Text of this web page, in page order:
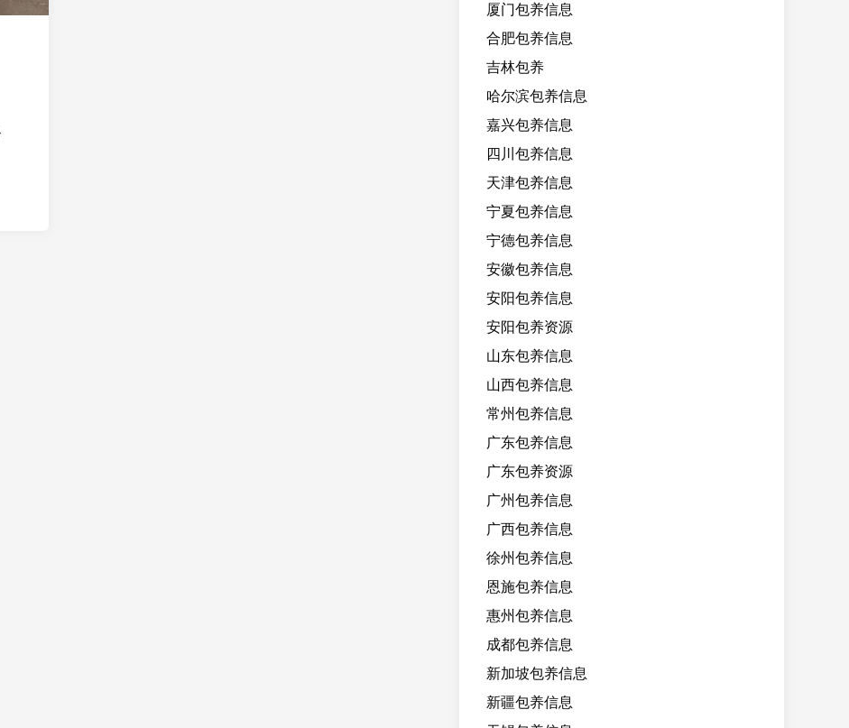
厦门包养信息
合肥包养信息
吉林包养
哈尔滨包养信息
嘉兴包养信息
四川包养信息
天津包养信息
宁夏包养信息
宁德包养信息
安徽包养信息
安阳包养信息
安阳包养资源
山东包养信息
山西包养信息
常州包养信息
广东包养信息
广东包养资源
广州包养信息
广西包养信息
徐州包养信息
恩施包养信息
惠州包养信息
成都包养信息
新加坡包养信息
新疆包养信息